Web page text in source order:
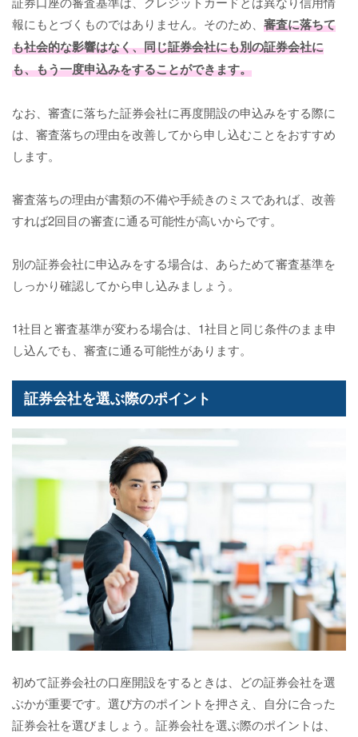
報にもとづくものではありません。そのため、 審査に落ちて
も社会的な影響はなく、同じ証券会社にも別の証券会社に
も、もう一度申込みをすることができます。
なお、審査に落ちた証券会社に再度開設の申込みをする際に
は、審査落ちの理由を改善してから申し込むことをおすすめ
します。
審査落ちの理由が書類の不備や手続きのミスであれば、改善
すれば2回目の審査に通る可能性が高いからです。
別の証券会社に申込みをする場合は、あらためて審査基準を
しっかり確認してから申し込みましょう。
1社目と審査基準が変わる場合は、1社目と同じ条件のまま申
し込んでも、審査に通る可能性があります。
証券会社を選ぶ際のポイント
初めて証券会社の口座開設をするときは、どの証券会社を選
ぶかが重要です。選び方のポイントを押さえ、自分に合った
証券会社を選びましょう。証券会社を選ぶ際のポイントは、